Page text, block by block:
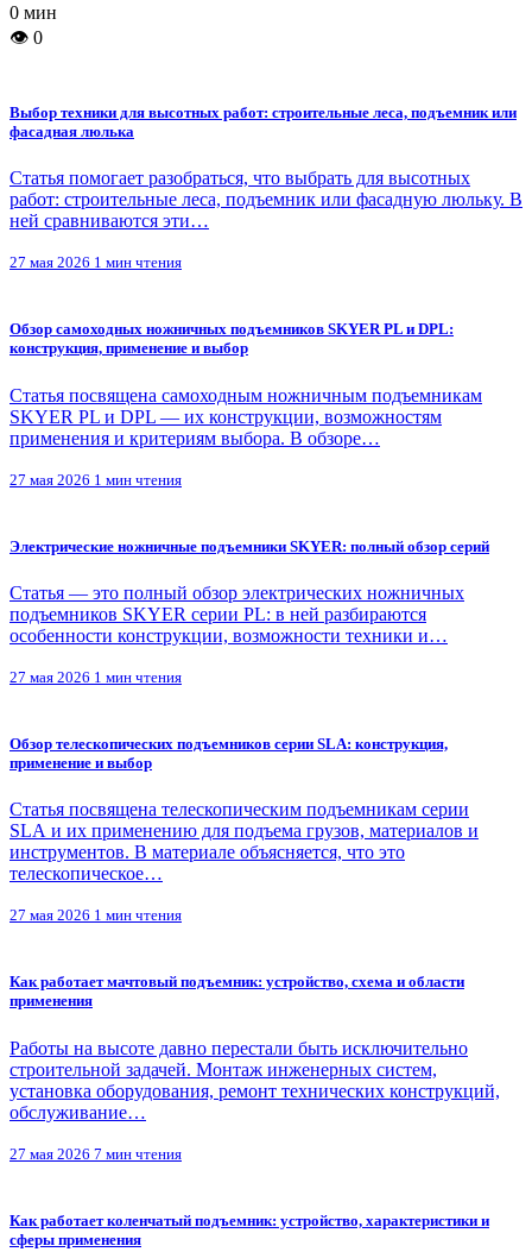
0 мин
👁 0
Выбор техники для высотных работ: строительные леса, подъемник или
фасадная люлька
Статья помогает разобраться, что выбрать для высотных
работ: строительные леса, подъемник или фасадную люльку. В
ней сравниваются эти…
27 мая 2026 1 мин чтения
Обзор самоходных ножничных подъемников SKYER PL и DPL:
конструкция, применение и выбор
Статья посвящена самоходным ножничным подъемникам
SKYER PL и DPL — их конструкции, возможностям
применения и критериям выбора. В обзоре…
27 мая 2026 1 мин чтения
Электрические ножничные подъемники SKYER: полный обзор серий
Статья — это полный обзор электрических ножничных
подъемников SKYER серии PL: в ней разбираются
особенности конструкции, возможности техники и…
27 мая 2026 1 мин чтения
Обзор телескопических подъемников серии SLA: конструкция,
применение и выбор
Статья посвящена телескопическим подъемникам серии
SLA и их применению для подъема грузов, материалов и
инструментов. В материале объясняется, что это
телескопическое…
27 мая 2026 1 мин чтения
Как работает мачтовый подъемник: устройство, схема и области
применения
Работы на высоте давно перестали быть исключительно
строительной задачей. Монтаж инженерных систем,
установка оборудования, ремонт технических конструкций,
обслуживание…
27 мая 2026 7 мин чтения
Как работает коленчатый подъемник: устройство, характеристики и
сферы применения